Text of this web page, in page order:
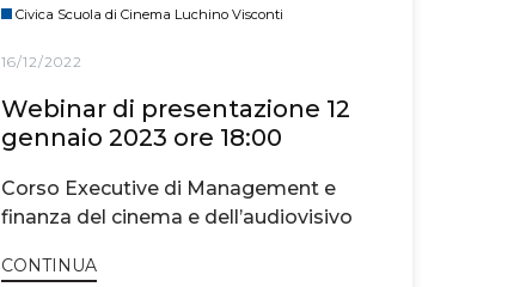
Civica Scuola di Cinema Luchino Visconti
16/12/2022
Webinar di presentazione 12
gennaio 2023 ore 18:00
Corso Executive di Management e
finanza del cinema e dell’audiovisivo
CONTINUA